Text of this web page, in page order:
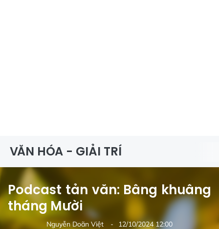
VĂN HÓA - GIẢI TRÍ
Podcast tản văn: Bâng khuâng
tháng Mười
Nguyễn Doãn Việt
12/10/2024 12:00